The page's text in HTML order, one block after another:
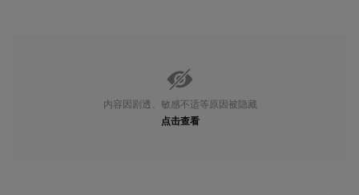
内容因剧透、敏感不适等原因被隐藏
点击查看